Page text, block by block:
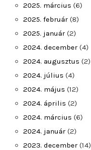
2025. március (6)
2025. február (8)
2025. január (2)
2024. december (4)
2024. augusztus (2)
2024. július (4)
2024. május (12)
2024. április (2)
2024. március (6)
2024. január (2)
2023. december (14)